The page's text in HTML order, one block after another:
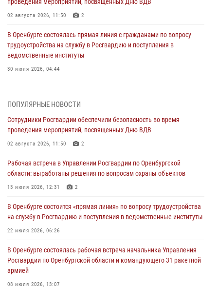
02 августа 2026, 11:50 2
В Оренбурге состоялась прямая линия с гражданами по вопросу
трудоустройства на службу в Росгвардию и поступления в
ведомственные институты
30 июля 2026, 04:44
28 июля 2026, 09:41 1
Росгвардейцы обеспечили правопорядок на праздновании Дня
ВМФ в Оренбурге
27 июля 2026, 14:36 2
Росгвардейцы предотвратили трагедию: спасен мужчина в тяжелой
жизненной ситуации (ВИДЕО)
26 июля 2026, 14:45 1
Росгвардейцы Оренбургской области проверили готовность детских
образовательных учреждений к новому учебному году
24 июля 2026, 12:25
При силовой поддержке ОМОН «Кобра» Росгвардии в Оренбурге
проведён рейд по строительным объектам
23 июля 2026, 10:47
ПОПУЛЯРНЫЕ НОВОСТИ
Сотрудники Росгвардии обеспечили безопасность во время
проведения мероприятий, посвященных Дню ВДВ
02 августа 2026, 11:50 2
Рабочая встреча в Управлении Росгвардии по Оренбургской
области: выработаны решения по вопросам охраны объектов
13 июля 2026, 12:31 2
В Оренбурге состоится «прямая линия» по вопросу трудоустройства
на службу в Росгвардию и поступления в ведомственные институты
22 июля 2026, 06:26
В Оренбурге состоялась рабочая встреча начальника Управления
Росгвардии по Оренбургской области и командующего 31 ракетной
армией
08 июля 2026, 13:07